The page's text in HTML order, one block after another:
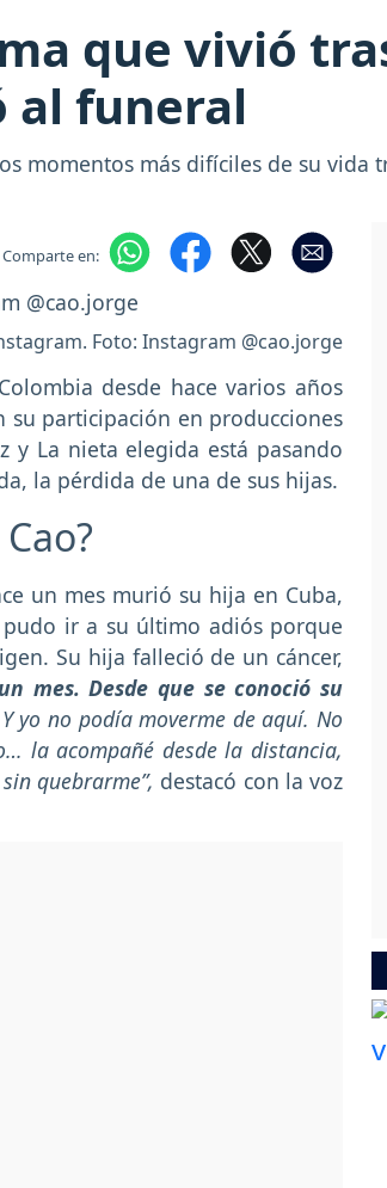
que vivió
al funeral
momentos más difíciles de su vida
Comparte en:
Foto: Instagram @cao.jorge
desde hace varios años
participación en producciones
y La nieta elegida está pasando
la pérdida de una de sus hijas.
un mes murió su hija en Cuba,
ir a su último adiós porque
Su hija falleció de un cáncer,
mes. Desde que se conoció su
yo no podía moverme de aquí. No
la acompañé desde la distancia,
quebrarme”, destacó con la voz